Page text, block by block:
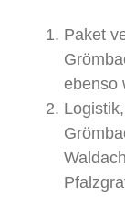
Paket
ebenso